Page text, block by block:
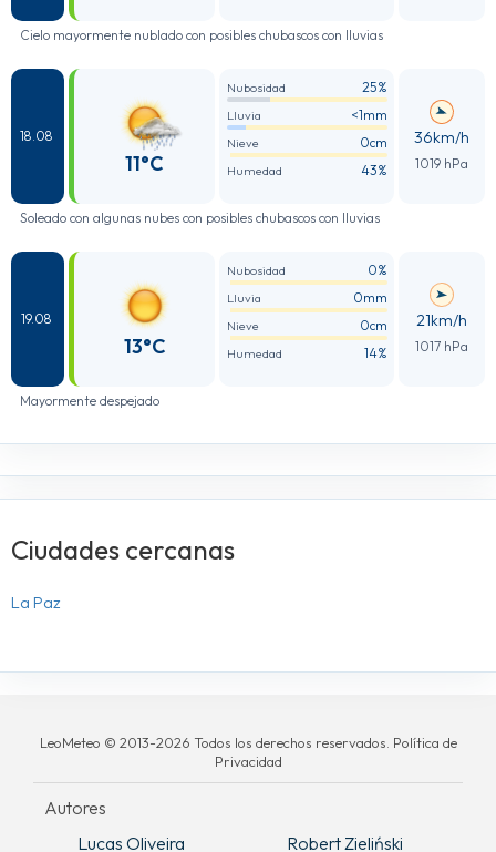
Cielo mayormente nublado con posibles chubascos con lluvias
18.08
11°C
Nubosidad 25%
Lluvia <1mm
Nieve 0cm
Humedad 43%
36km/h
1019 hPa
Soleado con algunas nubes con posibles chubascos con lluvias
19.08
13°C
Nubosidad 0%
Lluvia 0mm
Nieve 0cm
Humedad 14%
21km/h
1017 hPa
Mayormente despejado
Ciudades cercanas
La Paz
LeoMeteo © 2013-2026 Todos los derechos reservados. Política de
Privacidad
Autores
Lucas Oliveira
Robert Zieliński